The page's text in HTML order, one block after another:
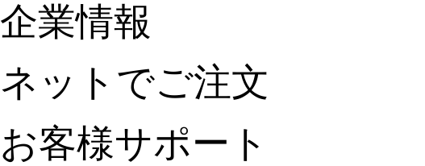
企業情報
ネットでご注文
お客様サポート